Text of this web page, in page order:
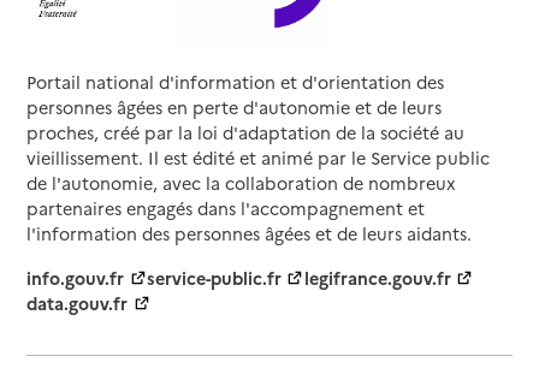
Portail national d'information et d'orientation des
personnes âgées en perte d'autonomie et de leurs
proches, créé par la loi d'adaptation de la société au
vieillissement. Il est édité et animé par le Service public
de l'autonomie, avec la collaboration de nombreux
partenaires engagés dans l'accompagnement et
l'information des personnes âgées et de leurs aidants.
info.gouv.fr
service-public.fr
legifrance.gouv.fr
data.gouv.fr